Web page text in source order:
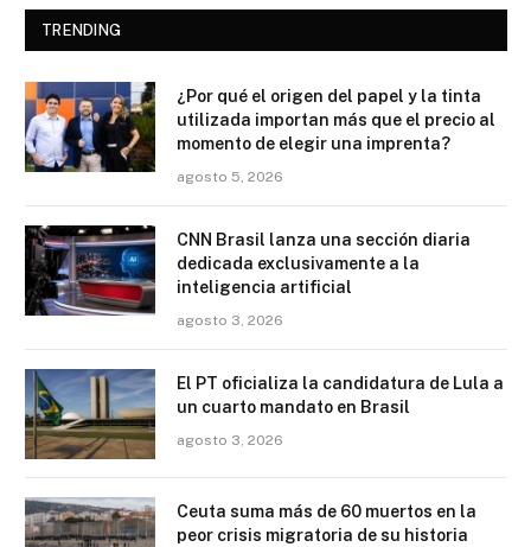
TRENDING
¿Por qué el origen del papel y la tinta
utilizada importan más que el precio al
momento de elegir una imprenta?
agosto 5, 2026
CNN Brasil lanza una sección diaria
dedicada exclusivamente a la
inteligencia artificial
agosto 3, 2026
El PT oficializa la candidatura de Lula a
un cuarto mandato en Brasil
agosto 3, 2026
Ceuta suma más de 60 muertos en la
peor crisis migratoria de su historia